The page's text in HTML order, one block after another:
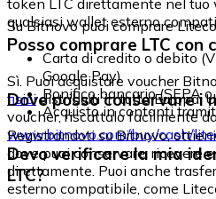
qualsiasi wallet esterno
Su Bitnovo puoi comprare
Carta di credito o debito
Google Pay)
Bonifico bancario (SEPA
Acquisto in contanti
Posso comprare LTC con
Sì. Puoi acquistare voucher
fisicidistribuiti in tutta Europa.
voucher, riscattalo facilmente
www.bitnovo.com/buy/cash/
Dove posso conservare i
Registrandoti su Bitnovo,
dove puoi conservare, ricevere
direttamente. Puoi anche
esterno compatibile, come
Devo verificare la mia
LTC?